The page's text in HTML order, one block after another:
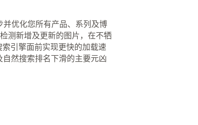
优化您所有产品、系列及博
测新增及更新的图片，在不牺
引擎面前实现更快的加载速
然搜索排名下滑的主要元凶